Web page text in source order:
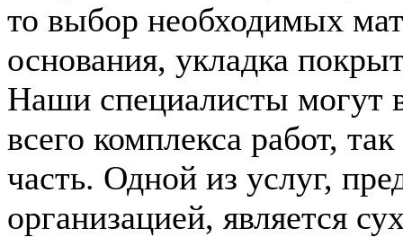
то выбор необходимых
основания, укладка
Наши специалисты могут
всего комплекса работ,
часть. Одной из услуг,
организацией, является